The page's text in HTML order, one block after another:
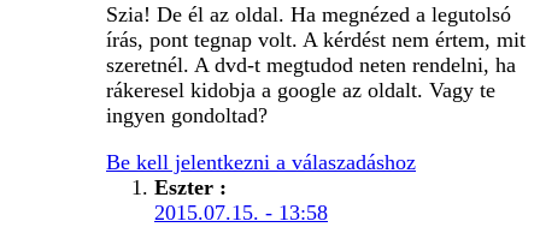
Szia! De él az oldal. Ha megnézed a legutolsó
írás, pont tegnap volt. A kérdést nem értem, mit
szeretnél. A dvd-t megtudod neten rendelni, ha
rákeresel kidobja a google az oldalt. Vagy te
ingyen gondoltad?
Be kell jelentkezni a válaszadáshoz
Eszter :
2015.07.15. - 13:58